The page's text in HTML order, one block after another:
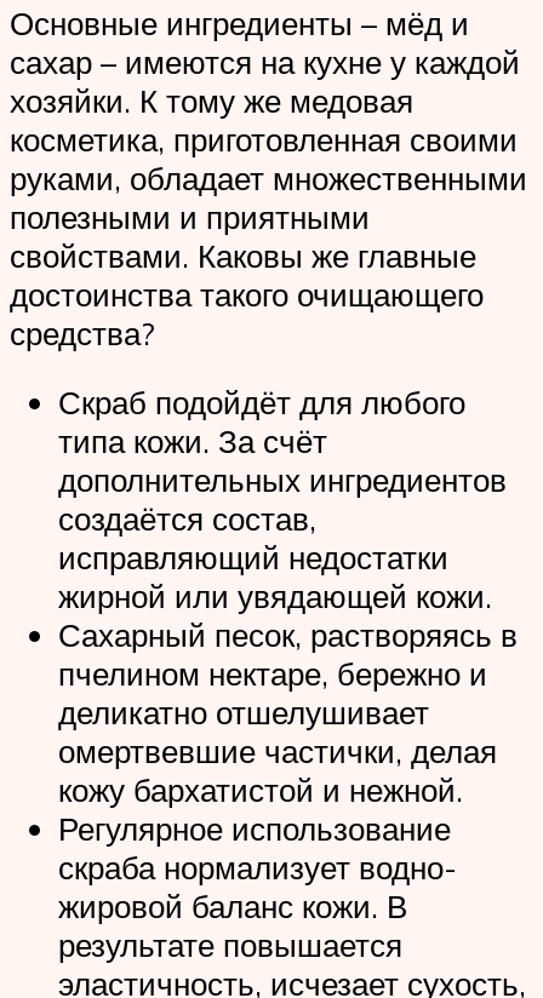
Основные ингредиенты – мёд и
сахар – имеются на кухне у каждой
хозяйки. К тому же медовая
косметика, приготовленная своими
руками, обладает множественными
полезными и приятными
свойствами. Каковы же главные
достоинства такого очищающего
средства?
Скраб подойдёт для любого
типа кожи. За счёт
дополнительных ингредиентов
создаётся состав,
исправляющий недостатки
жирной или увядающей кожи.
Сахарный песок, растворяясь в
пчелином нектаре, бережно и
деликатно отшелушивает
омертвевшие частички, делая
кожу бархатистой и нежной.
Регулярное использование
скраба нормализует водно-
жировой баланс кожи. В
результате повышается
эластичность, исчезает сухость,